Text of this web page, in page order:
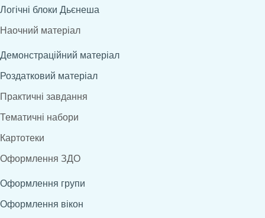
Логічні блоки Дьєнеша
Наочний матеріал
Демонстраційний матеріал
Роздатковий матеріал
Практичні завдання
Тематичні набори
Картотеки
Оформлення ЗДО
Оформлення групи
Оформлення вікон